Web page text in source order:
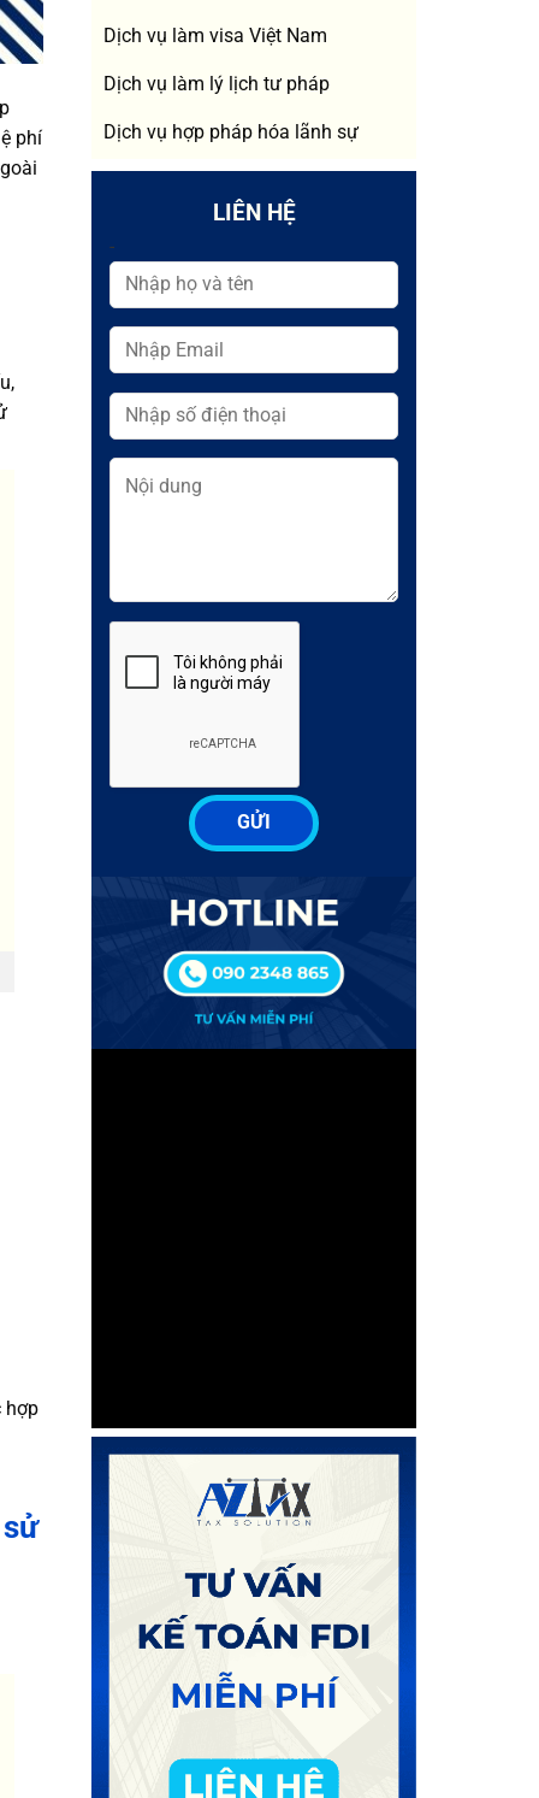
phí
hợp
Dịch vụ làm visa Việt Nam
Dịch vụ làm lý lịch tư pháp
Dịch vụ hợp pháp hóa lãnh sự
LIÊN HỆ
-